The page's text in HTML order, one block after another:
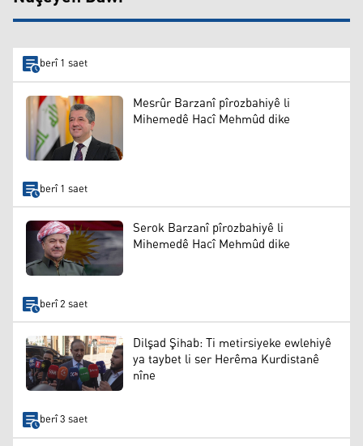
berî 1 saet
Mesrûr Barzanî pîrozbahiyê li
Mihemedê Hacî Mehmûd dike
berî 1 saet
Serok Barzanî pîrozbahiyê li
Mihemedê Hacî Mehmûd dike
berî 2 saet
Dilşad Şihab: Ti metirsiyeke ewlehiyê
ya taybet li ser Herêma Kurdistanê
nîne
berî 3 saet